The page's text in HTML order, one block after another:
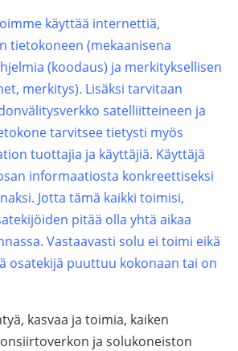
käyttää internettiä,
tietokoneen (mekaanisena
(koodaus) ja merkityksellisen
merkitys). Lisäksi tarvitaan
satelliitteineen ja
tarvitsee tietysti myös
tuottajia ja käyttäjiä. Käyttäjä
informaatiosta konkreettiseksi
Jotta tämä kaikki toimisi,
pitää olla yhtä aikaa
Vastaavasti solu ei toimi eikä
osatekijä puuttuu kokonaan tai on
kasvaa ja toimia, kaiken
ja solukoneiston